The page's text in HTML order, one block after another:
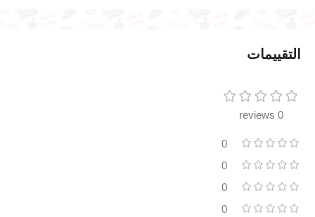
التقييمات
0 reviews
0
0
0
0